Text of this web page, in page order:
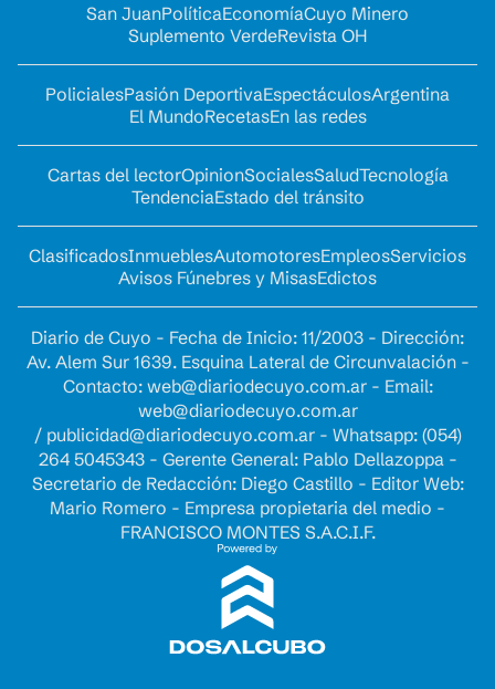
San JuanPolíticaEconomíaCuyo Minero
Suplemento VerdeRevista OH
PolicialesPasión DeportivaEspectáculosArgentina
El MundoRecetasEn las redes
Cartas del lectorOpinionSocialesSaludTecnología
TendenciaEstado del tránsito
ClasificadosInmueblesAutomotoresEmpleosServicios
Avisos Fúnebres y MisasEdictos
Diario de Cuyo - Fecha de Inicio: 11/2003 - Dirección:
Av. Alem Sur 1639. Esquina Lateral de Circunvalación -
Contacto: web@diariodecuyo.com.ar- Email:
web@diariodecuyo.com.ar
/ publicidad@diariodecuyo.com.ar- Whatsapp: (054)
264 5045343 - Gerente General: Pablo Dellazoppa -
Secretario de Redacción: Diego Castillo - Editor Web:
Mario Romero - Empresa propietaria del medio -
FRANCISCO MONTES S.A.C.I.F.